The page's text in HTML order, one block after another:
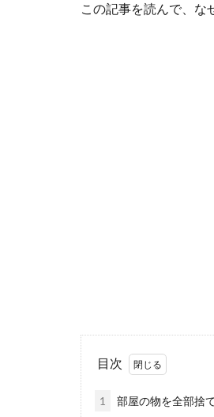
この記事を読んで、な
目次
1 部屋の物を全部捨